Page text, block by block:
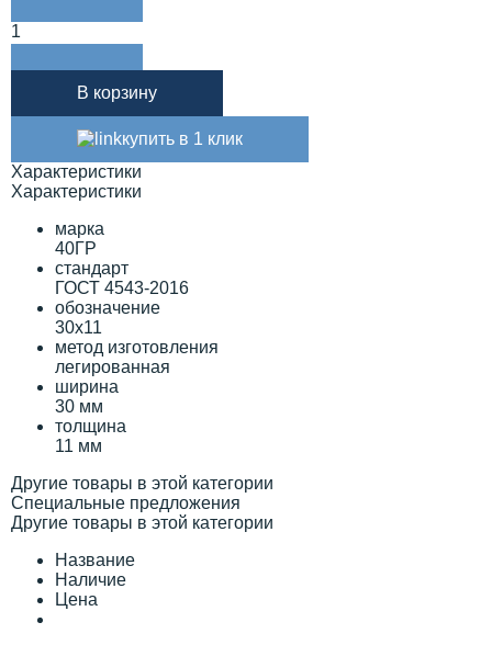
1
В корзину
купить в 1 клик
Характеристики
Характеристики
марка
40ГР
стандарт
ГОСТ 4543-2016
обозначение
30х11
метод изготовления
легированная
ширина
30 мм
толщина
11 мм
Другие товары в этой категории
Специальные предложения
Другие товары в этой категории
Название
Наличие
Цена